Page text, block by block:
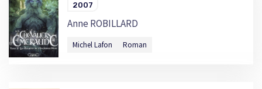
2007
Anne ROBILLARD
Michel Lafon Roman